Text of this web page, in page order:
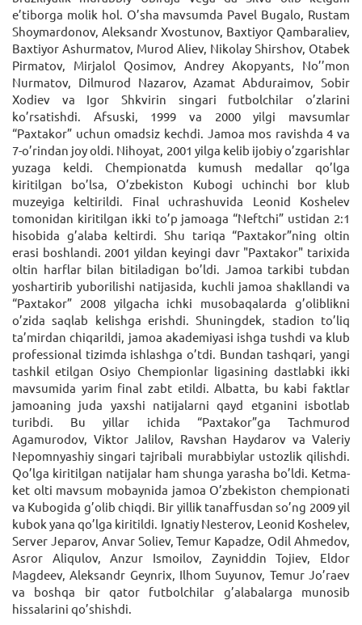
e’tiborga molik hol. O’sha mavsumda Pavel Bugalo, Rustam
Shoymardonov, Aleksandr Xvostunov, Baxtiyor Qambaraliev,
Baxtiyor Ashurmatov, Murod Aliev, Nikolay Shirshov, Otabek
Pirmatov, Mirjalol Qosimov, Andrey Akopyants, No’’mon
Nurmatov, Dilmurod Nazarov, Azamat Abduraimov, Sobir
Xodiev va Igor Shkvirin singari futbolchilar o’zlarini
ko’rsatishdi. Afsuski, 1999 va 2000 yilgi mavsumlar
“Paxtakor” uchun omadsiz kechdi. Jamoa mos ravishda 4 va
7-o’rindan joy oldi. Nihoyat, 2001 yilga kelib ijobiy o’zgarishlar
yuzaga keldi. Chempionatda kumush medallar qo’lga
kiritilgan bo’lsa, O’zbekiston Kubogi uchinchi bor klub
muzeyiga keltirildi. Final uchrashuvida Leonid Koshelev
tomonidan kiritilgan ikki to’p jamoaga “Neftchi” ustidan 2:1
hisobida g’alaba keltirdi. Shu tariqa “Paxtakor”ning oltin
erasi boshlandi. 2001 yildan keyingi davr "Paxtakor" tarixida
oltin harflar bilan bitiladigan bo’ldi. Jamoa tarkibi tubdan
yoshartirib yuborilishi natijasida, kuchli jamoa shakllandi va
“Paxtakor” 2008 yilgacha ichki musobaqalarda g’oliblikni
o’zida saqlab kelishga erishdi. Shuningdek, stadion to’liq
ta’mirdan chiqarildi, jamoa akademiyasi ishga tushdi va klub
professional tizimda ishlashga o’tdi. Bundan tashqari, yangi
tashkil etilgan Osiyo Chempionlar ligasining dastlabki ikki
mavsumida yarim final zabt etildi. Albatta, bu kabi faktlar
jamoaning juda yaxshi natijalarni qayd etganini isbotlab
turibdi. Bu yillar ichida “Paxtakor”ga Tachmurod
Agamurodov, Viktor Jalilov, Ravshan Haydarov va Valeriy
Nepomnyashiy singari tajribali murabbiylar ustozlik qilishdi.
Qo’lga kiritilgan natijalar ham shunga yarasha bo’ldi. Ketma-
ket olti mavsum mobaynida jamoa O’zbekiston chempionati
va Kubogida g’olib chiqdi. Bir yillik tanaffusdan so’ng 2009 yil
kubok yana qo’lga kiritildi. Ignatiy Nesterov, Leonid Koshelev,
Server Jeparov, Anvar Soliev, Temur Kapadze, Odil Ahmedov,
Asror Aliqulov, Anzur Ismoilov, Zayniddin Tojiev, Eldor
Magdeev, Aleksandr Geynrix, Ilhom Suyunov, Temur Jo’raev
va boshqa bir qator futbolchilar g’alabalarga munosib
hissalarini qo’shishdi.